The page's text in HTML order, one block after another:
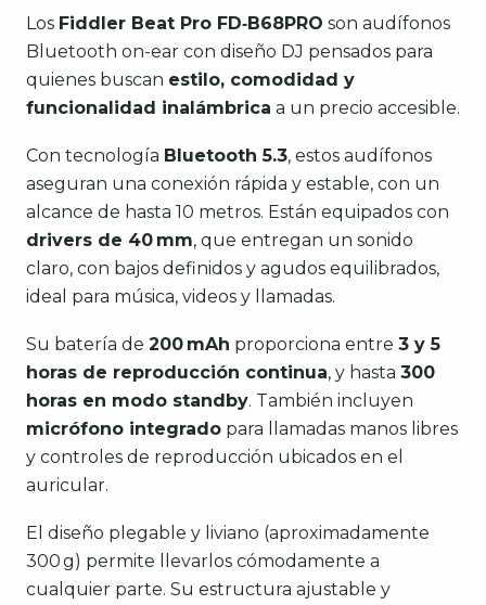
Los Fiddler Beat Pro FD‑B68PRO son audífonos
Bluetooth on-ear con diseño DJ pensados para
quienes buscan estilo, comodidad y
funcionalidad inalámbrica a un precio accesible.
Con tecnología Bluetooth 5.3, estos audífonos
aseguran una conexión rápida y estable, con un
alcance de hasta 10 metros. Están equipados con
drivers de 40 mm, que entregan un sonido
claro, con bajos definidos y agudos equilibrados,
ideal para música, videos y llamadas.
Su batería de 200 mAh proporciona entre 3 y 5
horas de reproducción continua, y hasta 300
horas en modo standby. También incluyen
micrófono integrado para llamadas manos libres
y controles de reproducción ubicados en el
auricular.
El diseño plegable y liviano (aproximadamente
300 g) permite llevarlos cómodamente a
cualquier parte. Su estructura ajustable y